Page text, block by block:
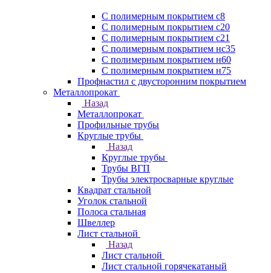
С полимерным покрытием с8
С полимерным покрытием с20
С полимерным покрытием с21
С полимерным покрытием нс35
С полимерным покрытием н60
С полимерным покрытием н75
Профнастил с двусторонним покрытием
Металлопрокат
Назад
Металлопрокат
Профильные трубы
Круглые трубы
Назад
Круглые трубы
Трубы ВГП
Трубы электросварные круглые
Квадрат стальной
Уголок стальной
Полоса стальная
Швеллер
Лист стальной
Назад
Лист стальной
Лист стальной горячекатаный